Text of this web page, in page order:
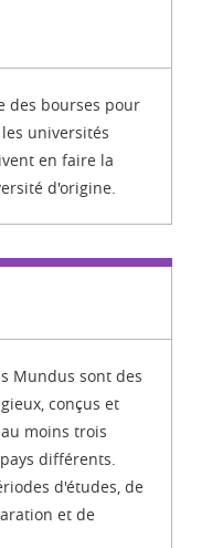
des bourses pour
universités
en faire la
d'origine.
Mundus sont des
conçus et
moins trois
différents.
d'études, de
et de